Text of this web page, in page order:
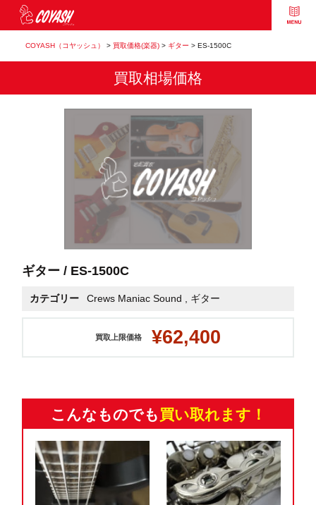
COYASH（コヤッシュ） > 買取価格(楽器)> ギター > ES-1500C
買取相場価格
ギター / ES-1500C
カテゴリー Crews Maniac Sound , ギター
買取上限価格 ¥62,400
こんなものでも 買い取れます！